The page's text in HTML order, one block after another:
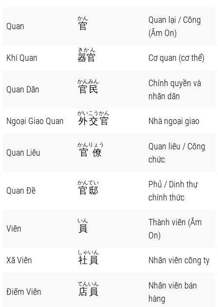
Quan 官
かん
Quan lại / Công
(Âm On)
Khí Quan 器官
きかん
Cơ quan (cơ thể)
Quan Dân 官民
かんみん
Chính quyền và
nhân dân
Ngoại Giao Quan 外交官
がいこうかん
Nhà ngoại giao
Quan Liêu 官僚
かんりょう
Quan liêu / Công
chức
Quan Đề 官邸
かんてい
Phủ / Dinh thự
chính thức
Viên 員
いん
Thành viên (Âm
On)
Xã Viên 社員
しゃいん
Nhân viên công ty
Điếm Viên 店員
てんいん
Nhân viên bán
hàng